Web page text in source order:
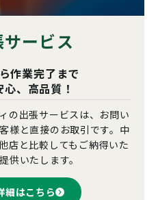
ービス
作業完了まで
、高品質！
の出張サービスは、お問い
様と直接のお取引です。中
店と比較してもご納得いた
供いたします。
細はこちら